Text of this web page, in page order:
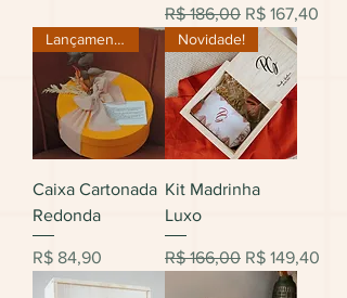
Preço normal
R$ 186,00 Preço
R$ 167,40
Lançamento
Caixa Cartonada
Redonda
Preço
R$ 84,90
Novidade!
Kit Madrinha
Luxo
Preço normal
R$ 166,00 Preço
R$ 149,40